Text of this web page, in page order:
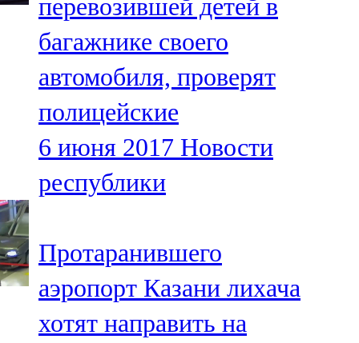
перевозившей детей в
багажнике своего
автомобиля, проверят
полицейские
6 июня 2017 Новости
республики
Протаранившего
аэропорт Казани лихача
хотят направить на